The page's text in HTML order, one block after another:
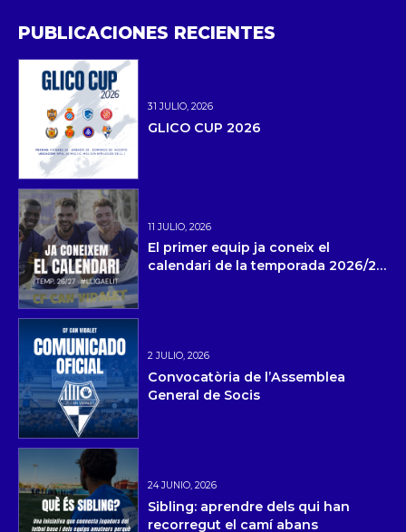
PUBLICACIONES RECIENTES
31 JULIO, 2026
GLICO CUP 2026
11 JULIO, 2026
El primer equip ja coneix el
calendari de la temporada 2026/27
2 JULIO, 2026
Convocatòria de l’Assemblea
General de Socis
24 JUNIO, 2026
Sibling: aprendre dels qui han
recorregut el camí abans